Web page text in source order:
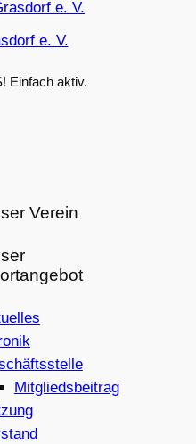
e. V.
Einfach aktiv.
Verein
Mitgliedsbeitrag